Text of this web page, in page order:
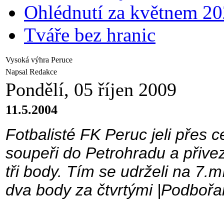
Ohlédnutí za květnem
Tváře bez hranic
Vysoká výhra Peruce
Napsal Redakce
Pondělí, 05 říjen 2009
11.5.2004
Fotbalisté FK Peruc jeli přes
soupeři do Petrohradu a
tři body. Tím se udrželi na
dva body za čtvrtými